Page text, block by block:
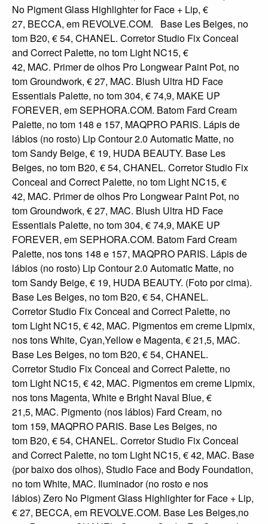
No Pigment Glass Highlighter for Face + Lip, €
27, BECCA, em REVOLVE.COM. Base Les Beiges, no
tom B20, € 54, CHANEL. Corretor Studio Fix Conceal
and Correct Palette, no tom Light NC15, €
42, MAC. Primer de olhos Pro Longwear Paint Pot, no
tom Groundwork, € 27, MAC. Blush Ultra HD Face
Essentials Palette, no tom 304, € 74,9, MAKE UP
FOREVER, em SEPHORA.COM. Batom Fard Cream
Palette, no tom 148 e 157, MAQPRO PARIS. Lápis de
lábios (no rosto) Lip Contour 2.0 Automatic Matte, no
tom Sandy Beige, € 19, HUDA BEAUTY. Base Les
Beiges, no tom B20, € 54, CHANEL. Corretor Studio Fix
Conceal and Correct Palette, no tom Light NC15, €
42, MAC. Primer de olhos Pro Longwear Paint Pot, no
tom Groundwork, € 27, MAC. Blush Ultra HD Face
Essentials Palette, no tom 304, € 74,9, MAKE UP
FOREVER, em SEPHORA.COM. Batom Fard Cream
Palette, nos tons 148 e 157, MAQPRO PARIS. Lápis de
lábios (no rosto) Lip Contour 2.0 Automatic Matte, no
tom Sandy Beige, € 19, HUDA BEAUTY. (Foto por cima).
Base Les Beiges, no tom B20, € 54, CHANEL.
Corretor Studio Fix Conceal and Correct Palette, no
tom Light NC15, € 42, MAC. Pigmentos em creme Lipmix,
nos tons White, Cyan,Yellow e Magenta, € 21,5, MAC.
Base Les Beiges, no tom B20, € 54, CHANEL.
Corretor Studio Fix Conceal and Correct Palette, no
tom Light NC15, € 42, MAC. Pigmentos em creme Lipmix,
nos tons Magenta, White e Bright Naval Blue, €
21,5, MAC. Pigmento (nos lábios) Fard Cream, no
tom 159, MAQPRO PARIS. Base Les Beiges, no
tom B20, € 54, CHANEL. Corretor Studio Fix Conceal
and Correct Palette, no tom Light NC15, € 42, MAC. Base
(por baixo dos olhos), Studio Face and Body Foundation,
no tom White, MAC. Iluminador (no rosto e nos
lábios) Zero No Pigment Glass Highlighter for Face + Lip,
€ 27, BECCA, em REVOLVE.COM. Base Les Beiges,no